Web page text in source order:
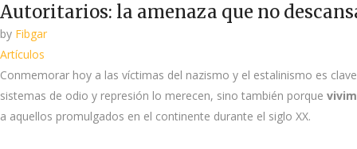
Autoritarios: la amenaza que no
by Fibgar
Artículos
Conmemorar hoy a las víctimas del nazismo y el estalinismo es
sistemas de odio y represión lo merecen, sino también porque
a aquellos promulgados en el continente durante el siglo XX.